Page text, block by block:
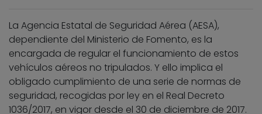
La Agencia Estatal de Seguridad Aérea (AESA),
dependiente del Ministerio de Fomento, es la
encargada de regular el funcionamiento de estos
vehículos aéreos no tripulados. Y ello implica el
obligado cumplimiento de una serie de normas de
seguridad, recogidas por ley en el Real Decreto
1036/2017, en vigor desde el 30 de diciembre de 2017.